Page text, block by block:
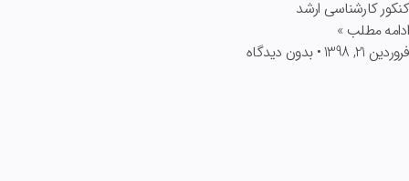
کنکور کارشناسی ارشد
ادامه مطلب »
فروردین 21, 1398
بدون دیدگاه